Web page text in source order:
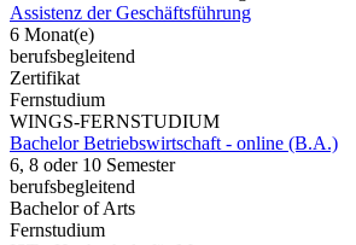
Assistenz der Geschäftsführung
6 Monat(e)
berufsbegleitend
Zertifikat
Fernstudium
WINGS-FERNSTUDIUM
Bachelor Betriebswirtschaft - online (B.A.)
6, 8 oder 10 Semester
berufsbegleitend
Bachelor of Arts
Fernstudium